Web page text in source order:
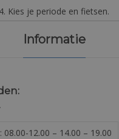
4. Kies je periode en fietsen.
Informatie
: 08.00-12.00 – 14.00 – 19.00